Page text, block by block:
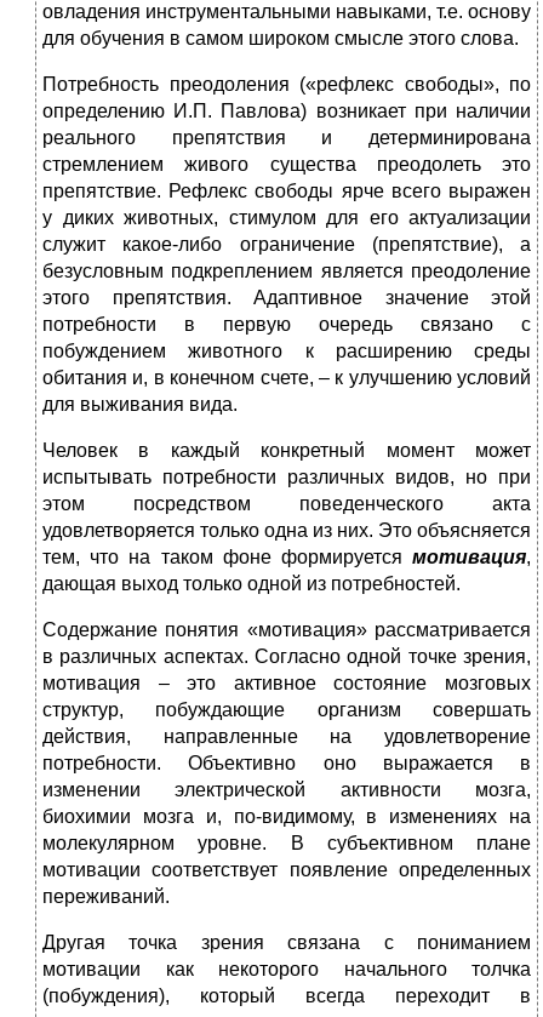
овладения инструментальными навыками, т.е. основу
для обучения в самом широком смысле этого слова.
Потребность преодоления («рефлекс свободы», по
определению И.П. Павлова) возникает при наличии
реального препятствия и детерминирована
стремлением живого существа преодолеть это
препятствие. Рефлекс свободы ярче всего выражен
у диких животных, стимулом для его актуализации
служит какое-либо ограничение (препятствие), а
безусловным подкреплением является преодоление
этого препятствия. Адаптивное значение этой
потребности в первую очередь связано с
побуждением животного к расширению среды
обитания и, в конечном счете, –к улучшению условий
для выживания вида.
Человек в каждый конкретный момент может
испытывать потребности различных видов, но при
этом посредством поведенческого акта
удовлетворяется только одна из них. Это объясняется
тем, что на таком фоне формируется мотивация,
дающая выход только одной из потребностей.
Содержание понятия «мотивация» рассматривается
в различных аспектах. Согласно одной точке зрения,
мотивация –это активное состояние мозговых
структур, побуждающие организм совершать
действия, направленные на удовлетворение
потребности. Объективно оно выражается в
изменении электрической активности мозга,
биохимии мозга и, по-видимому, в изменениях на
молекулярном уровне. В субъективном плане
мотивации соответствует появление определенных
переживаний.
Другая точка зрения связана с пониманием
мотивации как некоторого начального толчка
(побуждения), который всегда переходит в